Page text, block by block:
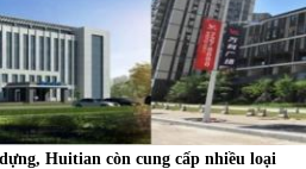
Huitian còn cung cấp nhiều loại